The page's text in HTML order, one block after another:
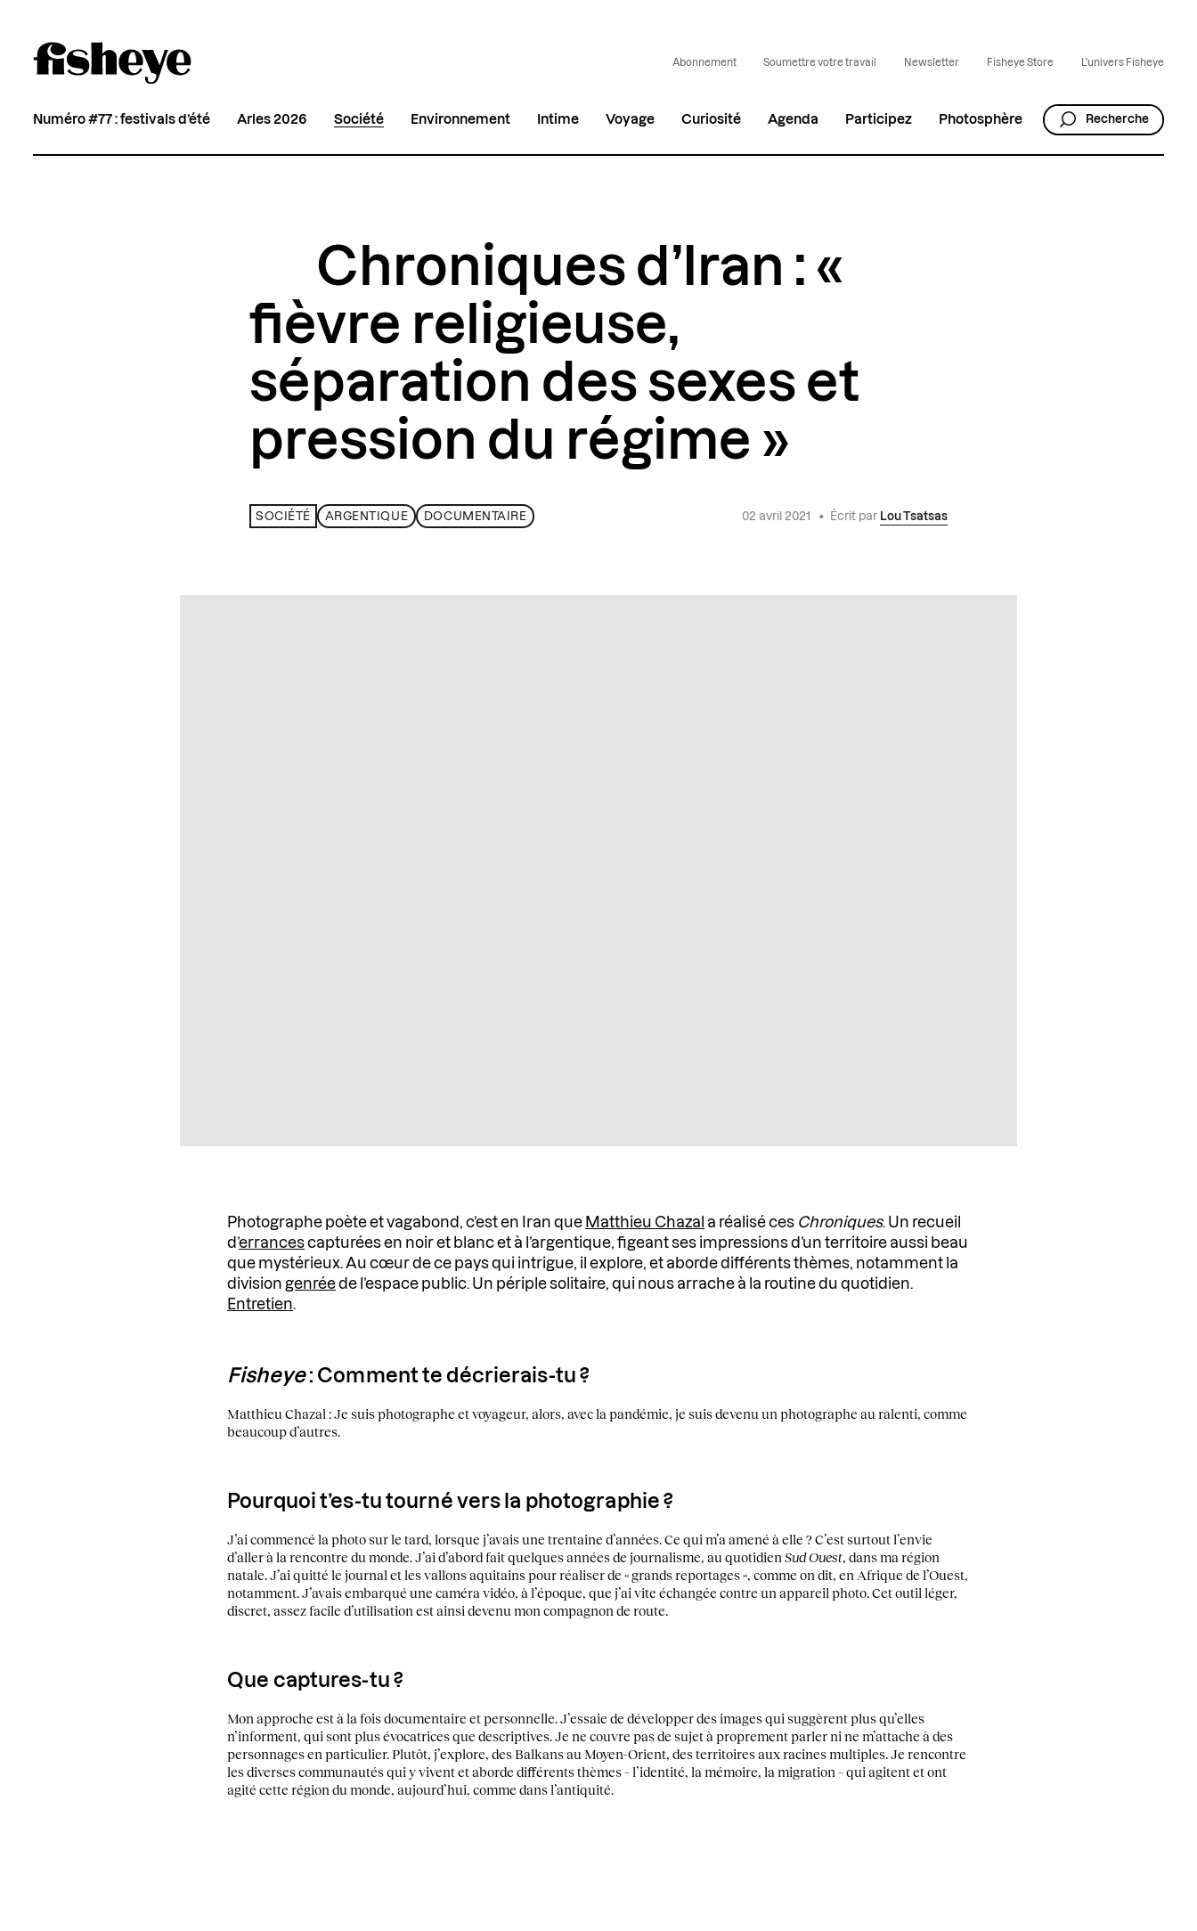
Abonnement Soumettre votre travail Newsletter Fisheye Store L'univers Fisheye
Numéro #77 : festivals d’été Arles 2026 Société Environnement Intime Voyage Curiosité Agenda Participez Photosphère Recherche
Chroniques d’Iran : «
fièvre religieuse,
séparation des sexes et
pression du régime »
SOCIÉTÉ ARGENTIQUE DOCUMENTAIRE 02 avril 2021 • Écrit par Lou Tsatsas
Photographe poète et vagabond, c’est en Iran que Matthieu Chazal a réalisé ces Chroniques. Un recueil
d’errancescapturées en noir et blanc et à l’argentique, figeant ses impressions d’un territoire aussi beau
que mystérieux. Au cœur de ce pays qui intrigue, il explore, et aborde différents thèmes, notamment la
division genréede l’espace public. Un périple solitaire, qui nous arrache à la routine du quotidien.
Entretien.
Fisheye: Comment te décrierais-tu ?
Matthieu Chazal : Je suis photographe et voyageur, alors, avec la pandémie, je suis devenu un photographe au ralenti, comme
beaucoup d’autres.
Pourquoi t’es-tu tourné vers la photographie ?
J’ai commencé la photo sur le tard, lorsque j’avais une trentaine d’années. Ce qui m’a amené à elle ? C’est surtout l’envie
d’aller à la rencontre du monde. J’ai d’abord fait quelques années de journalisme, au quotidienSud Ouest, dans ma région
natale. J’ai quitté le journal et les vallons aquitains pour réaliser de « grands reportages », comme on dit, en Afrique de l’Ouest,
notamment. J’avais embarqué une caméra vidéo, à l’époque, que j’ai vite échangée contre un appareil photo. Cet outil léger,
discret, assez facile d’utilisation est ainsi devenu mon compagnon de route.
Que captures-tu ?
Mon approche est à la fois documentaire et personnelle. J’essaie de développer des images qui suggèrent plus qu’elles
n’informent, qui sont plus évocatrices que descriptives. Je ne couvre pas de sujet à proprement parler ni ne m’attache à des
personnages en particulier. Plutôt, j’explore, des Balkans au Moyen-Orient, des territoires aux racines multiples. Je rencontre
les diverses communautés qui y vivent et aborde différents thèmes – l’identité, la mémoire, la migration – qui agitent et ont
agité cette région du monde, aujourd’hui, comme dans l’antiquité.